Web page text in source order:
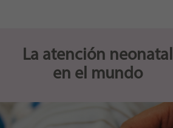
La atención neonatal
en el mundo